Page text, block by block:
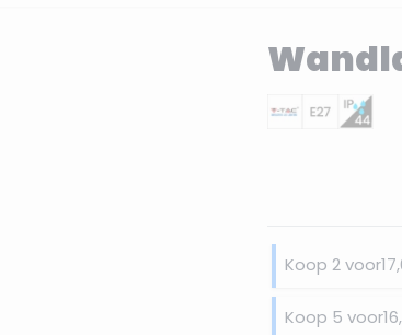
Koop 2 voor
Koop 5 voor